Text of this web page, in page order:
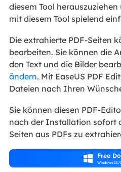
diesem Tool
mit diesem Tool spielend
Die extrahierte PDF-Seiten
bearbeiten. Sie können die
den Text und die Bilder
ändern. Mit EaseUS PDF
Dateien nach Ihren
Sie können diesen PDF-
nach der Installation sofort
Seiten aus PDFs zu
 Free
Windows